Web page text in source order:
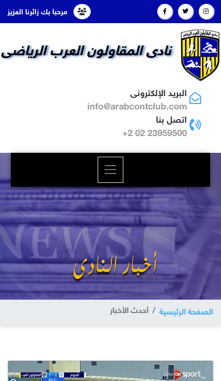
نادى المقاولون العرب الرياضى
البريد الإلكترونى
info@arabcontclub.com
اتصل بنا
23959500 02 2+
الصفحة الرئيسية أحدث الأخبار